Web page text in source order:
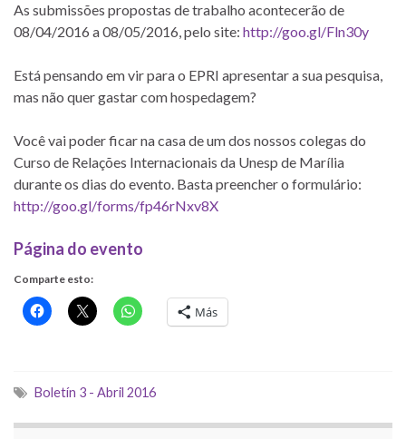
As submissões propostas de trabalho acontecerão de
08/04/2016 a 08/05/2016, pelo site: http://goo.gl/Fln30y
Está pensando em vir para o EPRI apresentar a sua pesquisa,
mas não quer gastar com hospedagem?
Você vai poder ficar na casa de um dos nossos colegas do
Curso de Relações Internacionais da Unesp de Marília
durante os dias do evento. Basta preencher o formulário:
http://goo.gl/forms/fp46rNxv8X
Página do evento
Comparte esto:
Más
Boletín 3 - Abril 2016